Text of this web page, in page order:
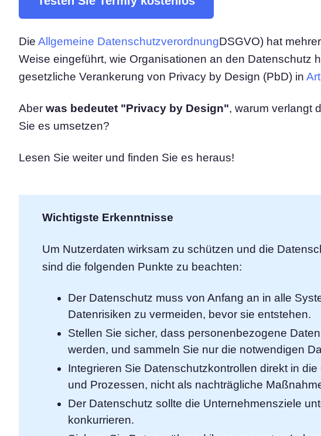
Consent‑Management‑Plattform
Einwilligungsmanagement
Cookie-Scanner
Die Allgemeine DatenschutzverordnungDSGVO) hat
Weise eingeführt, wie Organisationen an den Datenschutz
gesetzliche Verankerung von Privacy by Design (PbD) in
Aber was bedeutet "Privacy by Design", warum verlangt
Sie es umsetzen?
Lesen Sie weiter und finden Sie es heraus!
Wichtigste Erkenntnisse
Um Nutzerdaten wirksam zu schützen und die
sind die folgenden Punkte zu beachten:
Der Datenschutz muss von Anfang an in alle
Datenrisiken zu vermeiden, bevor sie entstehen.
Stellen Sie sicher, dass personenbezogene
werden, und sammeln Sie nur die notwendigen
Integrieren Sie Datenschutzkontrollen direkt in
und Prozessen, nicht als nachträgliche
Der Datenschutz sollte die Unternehmensziele
konkurrieren.